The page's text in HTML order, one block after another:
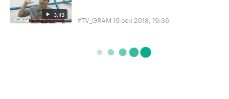
3:43 #TV_GRAM 19 сен 2018, 19:36